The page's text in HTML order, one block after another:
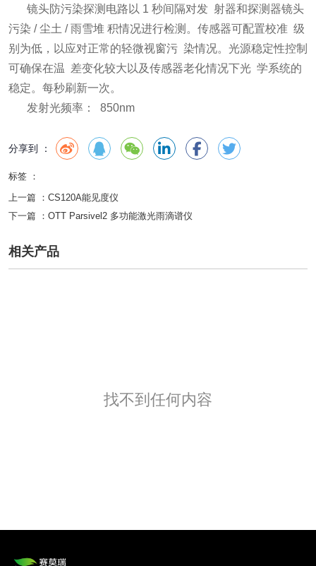
镜头防污染探测电路以 1 秒间隔对发 射器和探测器镜头
污染 / 尘土 / 雨雪堆 积情况进行检测。传感器可配置校准 级
别为低，以应对正常的轻微视窗污 染情况。光源稳定性控制
可确保在温 差变化较大以及传感器老化情况下光 学系统的
稳定。每秒刷新一次。
发射光频率： 850nm
分享到 ：
标签 ：
上一篇 ： CS120A能见度仪
下一篇 ： OTT Parsivel2 多功能激光雨滴谱仪
相关产品
找不到任何内容